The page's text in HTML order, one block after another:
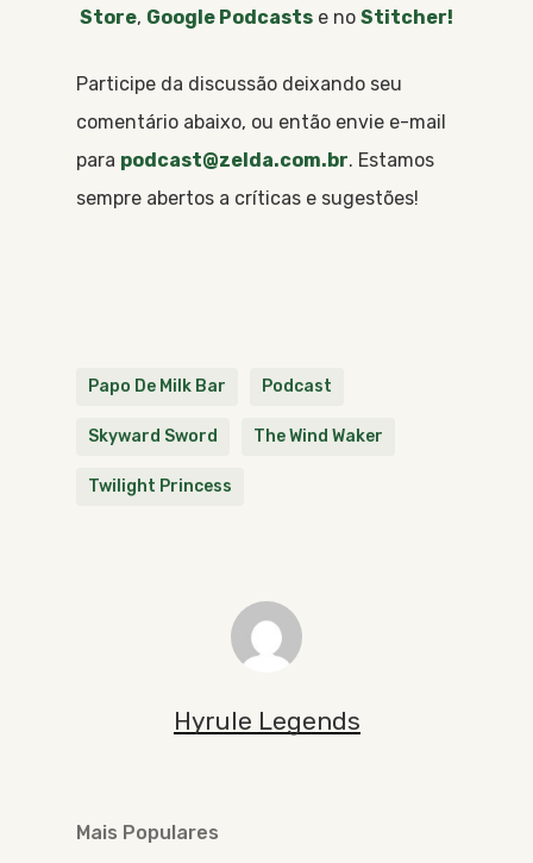
Store, Google Podcasts e no Stitcher!
Participe da discussão deixando seu
comentário abaixo, ou então envie e-mail
para podcast@zelda.com.br. Estamos
sempre abertos a críticas e sugestões!
Papo De Milk Bar Podcast
Skyward Sword The Wind Waker
Twilight Princess
Hyrule Legends
Mais Populares